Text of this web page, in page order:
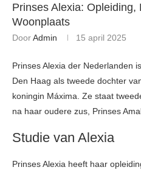
Prinses Alexia: Opleiding,
Woonplaats
DoorAdmin 15 april 2025
Prinses Alexia der Nederlanden
Den Haag als tweede dochter
koningin Máxima. Ze staat
na haar oudere zus, Prinses
Studie van Alexia
Prinses Alexia heeft haar